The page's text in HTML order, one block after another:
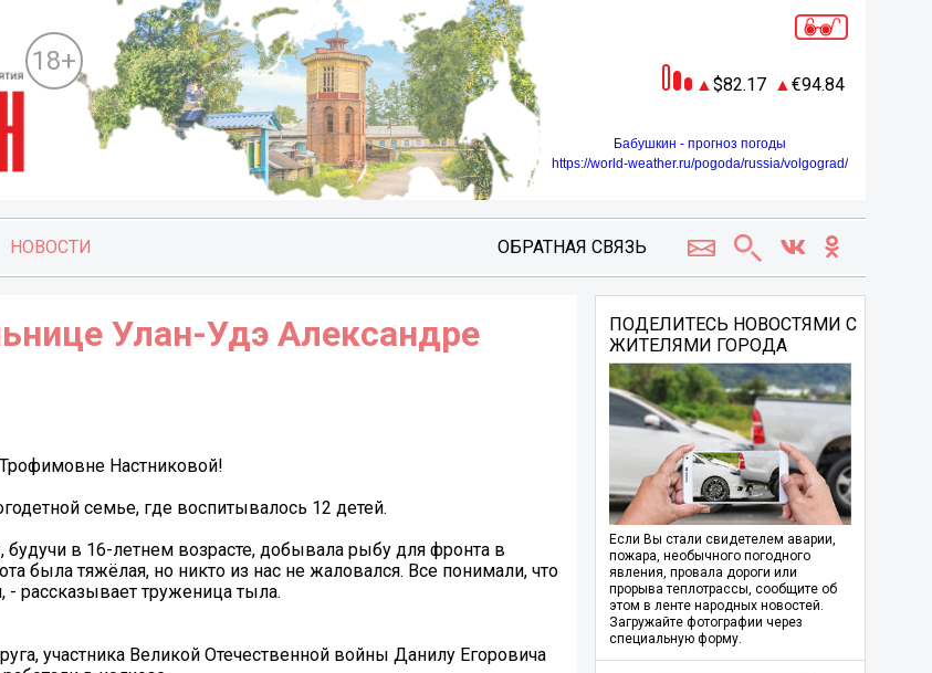
18+
82.17 94.84
Бабушкин - прогноз погоды
https://world-weather.ru/pogoda/russia/volgograd/
НОВОСТИ ОБРАТНАЯ СВЯЗЬ
Улан-Удэ Александре
Настниковой!
семье, где воспитывалось 12 детей.
будучи в 16-летнем возрасте, добывала рыбу для фронта в
была тяжёлая, но никто из нас не жаловался. Все понимали, что
рассказывает труженица тыла.
участника Великой Отечественной войны Данилу Егоровича
ПОДЕЛИТЕСЬ НОВОСТЯМИ С
ЖИТЕЛЯМИ ГОРОДА
Если Вы стали свидетелем аварии,
пожара, необычного погодного
явления, провала дороги или
прорыва теплотрассы, сообщите об
этом в ленте народных новостей.
Загружайте фотографии через
специальную форму.